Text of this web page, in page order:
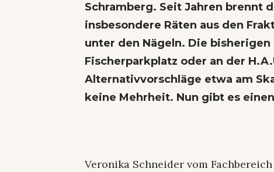
Schramberg. Seit Jahren brennt
insbesondere Räten aus den
unter den Nägeln. Die
Fischerparkplatz oder an der
Alternativvorschläge etwa am
keine Mehrheit. Nun gibt es
Veronika Schneider vom